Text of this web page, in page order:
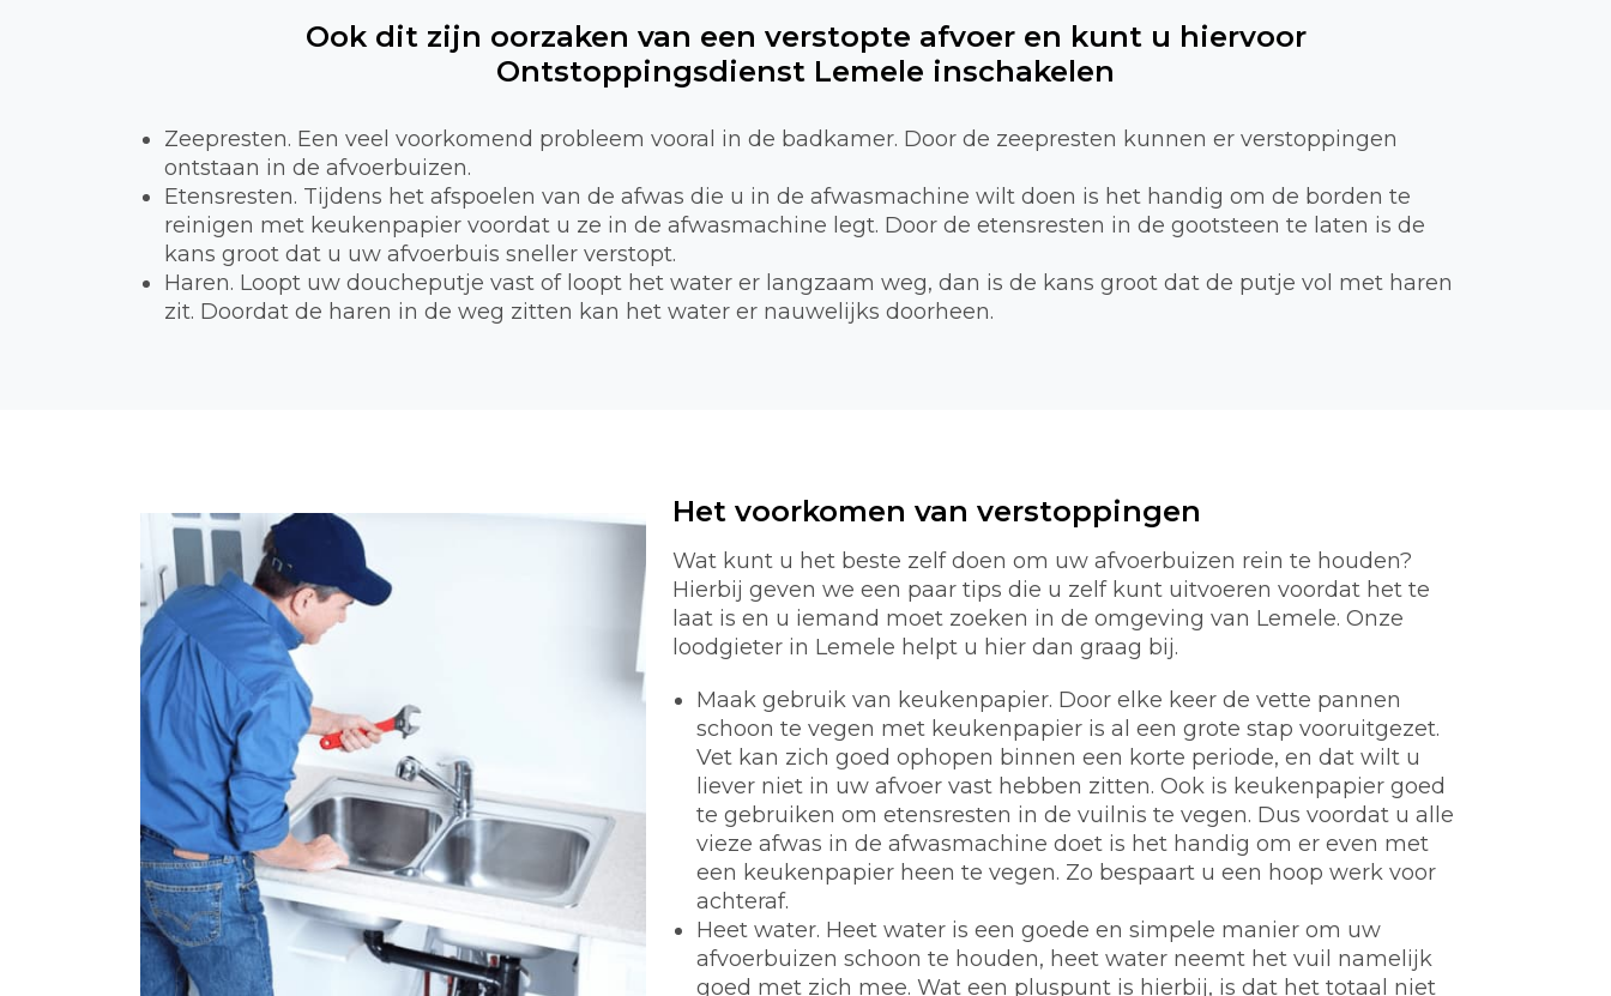
Ook dit zijn oorzaken van een verstopte afvoer en kunt u hiervoor
Ontstoppingsdienst Lemele inschakelen
Zeepresten. Een veel voorkomend probleem vooral in de badkamer. Door de zeepresten kunnen er verstoppingen
ontstaan in de afvoerbuizen.
Etensresten. Tijdens het afspoelen van de afwas die u in de afwasmachine wilt doen is het handig om de borden te
reinigen met keukenpapier voordat u ze in de afwasmachine legt. Door de etensresten in de gootsteen te laten is de
kans groot dat u uw afvoerbuis sneller verstopt.
Haren. Loopt uw doucheputje vast of loopt het water er langzaam weg, dan is de kans groot dat de putje vol met haren
zit. Doordat de haren in de weg zitten kan het water er nauwelijks doorheen.
Het voorkomen van verstoppingen
Wat kunt u het beste zelf doen om uw afvoerbuizen rein te houden?
Hierbij geven we een paar tips die u zelf kunt uitvoeren voordat het te
laat is en u iemand moet zoeken in de omgeving van Lemele. Onze
loodgieter in Lemele helpt u hier dan graag bij.
Maak gebruik van keukenpapier. Door elke keer de vette pannen
schoon te vegen met keukenpapier is al een grote stap vooruitgezet.
Vet kan zich goed ophopen binnen een korte periode, en dat wilt u
liever niet in uw afvoer vast hebben zitten. Ook is keukenpapier goed
te gebruiken om etensresten in de vuilnis te vegen. Dus voordat u alle
vieze afwas in de afwasmachine doet is het handig om er even met
een keukenpapier heen te vegen. Zo bespaart u een hoop werk voor
achteraf.
Heet water. Heet water is een goede en simpele manier om uw
afvoerbuizen schoon te houden, heet water neemt het vuil namelijk
goed met zich mee. Wat een pluspunt is hierbij, is dat het totaal niet